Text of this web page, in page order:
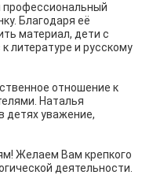
профессиональный
Благодаря её
материал, дети с
литературе и русскому
отношение к
Наталья
детях уважение,
Желаем Вам крепкого
деятельности.